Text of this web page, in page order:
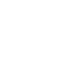
: Culture et